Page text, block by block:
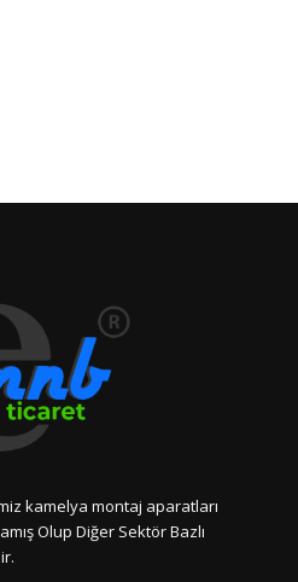
kamelya montaj aparatları
Olup Diğer Sektör Bazlı